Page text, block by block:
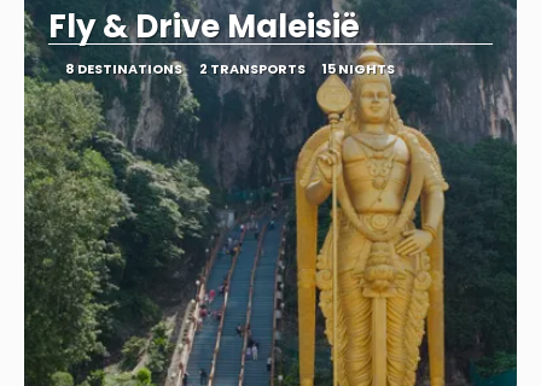
Fly & Drive Maleisië
8 DESTINATIONS 2 TRANSPORTS 15 NIGHTS